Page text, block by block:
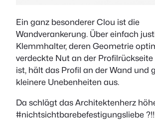
Ein ganz besonderer Clou ist die
Wandverankerung. Über einfach
Klemmhalter, deren Geometrie
verdeckte Nut an der
ist, hält das Profil an der Wand und
kleinere Unebenheiten aus.
Da schlägt das Architektenherz
#nichtsichtbarebefestigungsliebe